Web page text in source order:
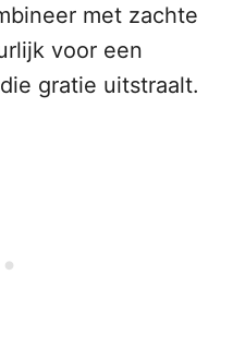
met zachte
voor een
gratie uitstraalt.